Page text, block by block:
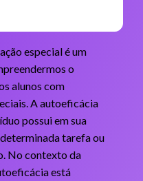
especial é um
o
alunos com
A autoeficácia
possui em sua
tarefa ou
No contexto da
está